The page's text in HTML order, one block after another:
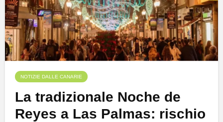
NOTIZIE DALLE CANARIE
La tradizionale Noche de
Reyes a Las Palmas: rischio